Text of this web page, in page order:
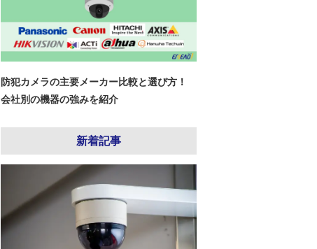
防犯カメラの主要メーカー比較と選び方！
会社別の機器の強みを紹介
新着記事